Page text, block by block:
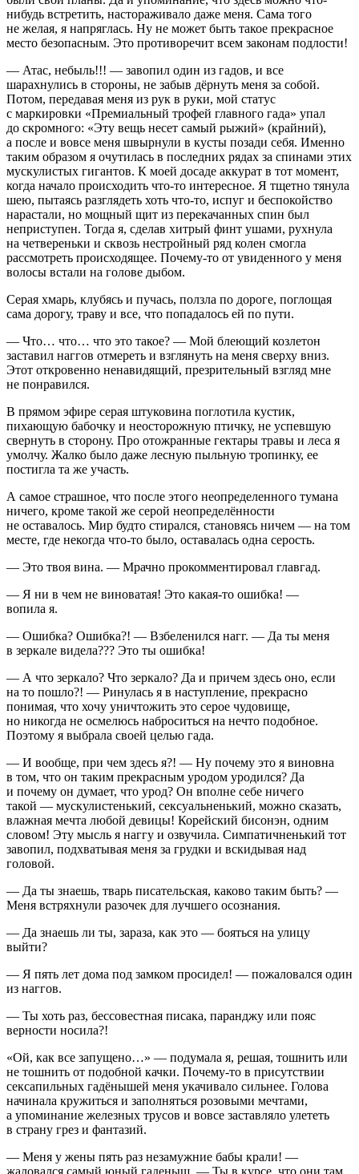
нибудь встретить, настораживало даже меня. Сама того
не желая, я напряглась. Ну не может быть такое прекрасное
место безопасным. Это противоречит всем законам подлости!
— Атас, небыль!!! — завопил один из гадов, и все
шарахнулись в стороны, не забыв дёрнуть меня за собой.
Потом, передавая меня из рук в руки, мой статус
с маркировки «Премиальный трофей главного гада» упал
до скромного: «Эту вещь несет самый рыжий» (крайний),
а после и вовсе меня швырнули в кусты позади себя. Именно
таким образом я очутилась в последних рядах за спинами этих
мускулистых гигантов. К моей досаде аккурат в тот момент,
когда начало происходить что-то интересное. Я тщетно тянула
шею, пытаясь разглядеть хоть что-то, испуг и беспокойство
нарастали, но мощный щит из перекачанных спин был
неприступен. Тогда я, сделав хитрый финт ушами, рухнула
на четвереньки и сквозь нестройный ряд колен смогла
рассмотреть происходящее. Почему-то от увиденного у меня
волосы встали на голове дыбом.
Серая хмарь, клубясь и пучась, ползла по дороге, поглощая
сама дорогу, траву и все, что попадалось ей по пути.
— Что… что… что это такое? — Мой блеющий козлетон
заставил наггов отмереть и взглянуть на меня сверху вниз.
Этот откровенно ненавидящий, презрительный взгляд мне
не понравился.
В прямом эфире серая штуковина поглотила кустик,
пихающую бабочку и неосторожную птичку, не успевшую
свернуть в сторону. Про отожранные гектары травы и леса я
умолчу. Жалко было даже лесную пыльную тропинку, ее
постигла та же участь.
А самое страшное, что после этого неопределенного тумана
ничего, кроме такой же серой неопределённости
не оставалось. Мир будто стирался, становясь ничем — на том
месте, где некогда что-то было, оставалась одна серость.
— Это твоя вина. — Мрачно прокомментировал главгад.
— Я ни в чем не виноватая! Это какая-то ошибка! —
вопила я.
— Ошибка? Ошибка?! — Взбеленился нагг. — Да ты меня
в зеркале видела??? Это ты ошибка!
— А что зеркало? Что зеркало? Да и причем здесь оно, если
на то пошло?! — Ринулась я в наступление, прекрасно
понимая, что хочу уничтожить это серое чудовище,
но никогда не осмелюсь наброситься на нечто подобное.
Поэтому я выбрала своей целью гада.
— И вообще, при чем здесь я?! — Ну почему это я виновна
в том, что он таким прекрасным уродом уродился? Да
и почему он думает, что урод? Он вполне себе ничего
такой — мускулистенький, сексуальненький, можно сказать,
влажная мечта любой девицы! Корейский бисонэн, одним
словом! Эту мысль я наггу и озвучила. Симпатичненький тот
завопил, подхватывая меня за грудки и вскидывая над
головой.
— Да ты знаешь, тварь писательская, каково таким быть? —
Меня встряхнули разочек для лучшего осознания.
— Да знаешь ли ты, зараза, как это — бояться на улицу
выйти?
— Я пять лет дома под замком просидел! — пожаловался один
из наггов.
— Ты хоть раз, бессовестная писака, паранджу или пояс
верности носила?!
«Ой, как все запущено…» — подумала я, решая, тошнить или
не тошнить от подобной качки. Почему-то в присутствии
сексапильных гадёнышей меня укачивало сильнее. Голова
начинала кружиться и заполняться розовыми мечтами,
а упоминание железных трусов и вовсе заставляло улететь
в страну грез и фантазий.
— Меня у жены пять раз незамужние бабы крали! —
жаловался самый юный гаденыш. — Ты в курсе, что они там